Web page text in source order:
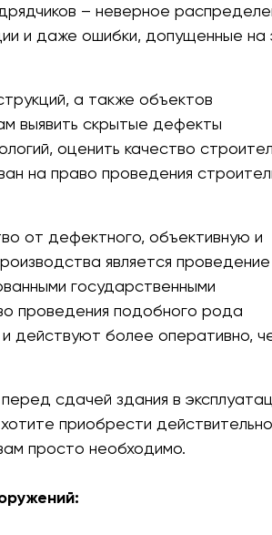
– неверное
и даже ошибки, допущенные на
а также объектов
выявить скрытые дефекты
оценить качество
на право проведения
от дефектного, объективную и
является проведение
государственными
проведения подобного рода
действуют более оперативно,
сдачей здания в
приобрести действительно
просто необходимо.